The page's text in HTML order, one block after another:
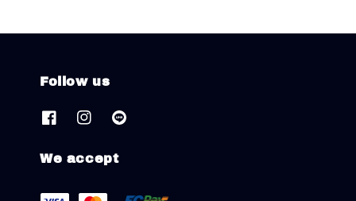
Follow us
We accept